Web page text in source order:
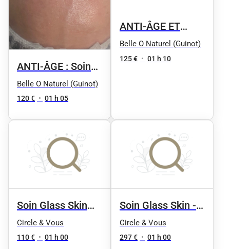
ANTI-ÂGE : Soin
repulpant
hydratant : HYDRA
Belle O Naturel (Guinot)
120 € • 01 h 05
ANTI-ÂGE ET
FÉRMETÉ : Soin
jeunesse
Belle O Naturel (Guinot)
125 € • 01 h 10
Soin Glass Skin
Effet peau de
verre - 1 séance
Circle & Vous
110 € • 01 h 00
Soin Glass Skin - 3
séances
Circle & Vous
297 € • 01 h 00